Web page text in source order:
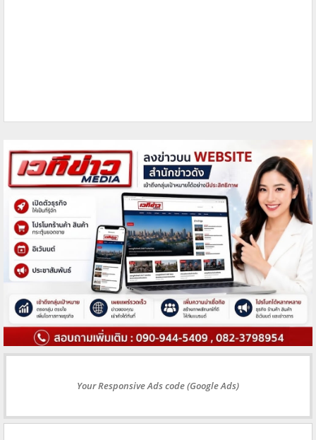
Your Responsive Ads code (Google Ads)